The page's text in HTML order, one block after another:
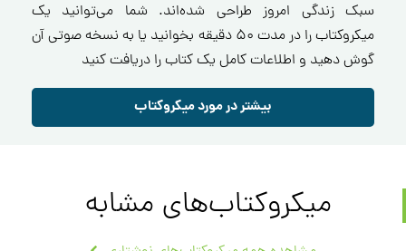
سبک زندگی امروز طراحی شده‌اند. شما می‌توانید یک
میکروکتاب را در مدت ۵۰ دقیقه بخوانید یا به نسخه صوتی آن
گوش دهید و اطلاعات کامل یک کتاب را دریافت کنید
بیشتر در مورد میکروکتاب
میکروکتاب‌های مشابه